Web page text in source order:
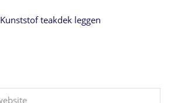
Kunststof teakdek leggen